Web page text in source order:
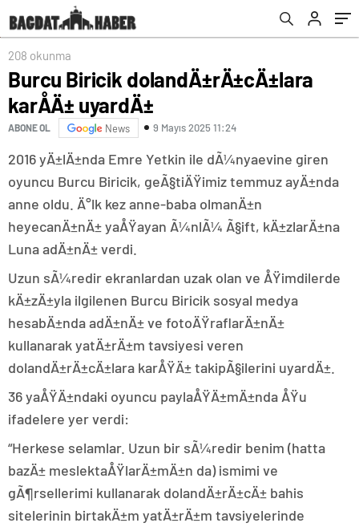
208 okunma
Burcu Biricik dolandÄ±rÄ±cÄ±lara
karÅÄ± uyardÄ±
ABONE OL News 9 Mayıs 2025 11:24
2016 yÄ±lÄ±nda Emre Yetkin ile dÃ¼nyaevine giren
oyuncu Burcu Biricik, geÃ§tiÄŸimiz temmuz ayÄ±nda
anne oldu. Ä°lk kez anne-baba olmanÄ±n
heyecanÄ±nÄ± yaÅŸayan Ã¼nlÃ¼ Ã§ift, kÄ±zlarÄ±na
Luna adÄ±nÄ± verdi.
Uzun sÃ¼redir ekranlardan uzak olan ve ÅŸimdilerde
kÄ±zÄ±yla ilgilenen Burcu Biricik sosyal medya
hesabÄ±nda adÄ±nÄ± ve fotoÄŸraflarÄ±nÄ±
kullanarak yatÄ±rÄ±m tavsiyesi veren
dolandÄ±rÄ±cÄ±lara karÅŸÄ± takipÃ§ilerini uyardÄ±.
36 yaÅŸÄ±ndaki oyuncu paylaÅŸÄ±mÄ±nda ÅŸu
ifadelere yer verdi:
“Herkese selamlar. Uzun bir sÃ¼redir benim (hatta
bazÄ± meslektaÅŸlarÄ±mÄ±n da) ismimi ve
gÃ¶rsellerimi kullanarak dolandÄ±rÄ±cÄ± bahis
sitelerinin birtakÄ±m yatÄ±rÄ±m tavsiyelerinde